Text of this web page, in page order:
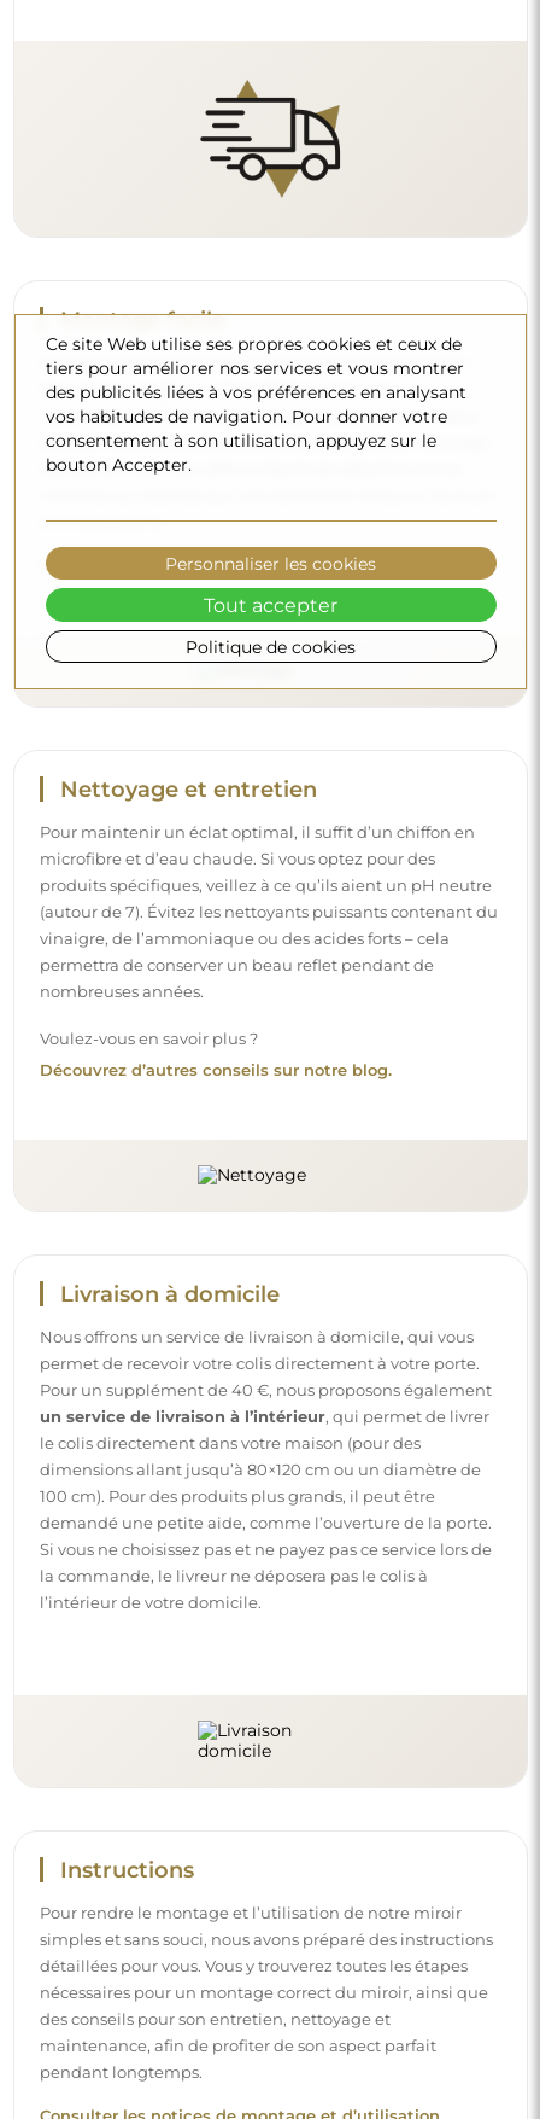
Lire notre guide d’installation pas à pas.
Pour maintenir un éclat optimal, il suffit d’un chiffon en
microfibre et d’eau chaude. Si vous optez pour des
produits spécifiques, veillez à ce qu’ils aient un pH neutre
(autour de 7). Évitez les nettoyants puissants contenant du
vinaigre, de l’ammoniaque ou des acides forts – cela
permettra de conserver un beau reflet pendant de
Voulez-vous en savoir plus ?
Découvrez d’autres conseils sur notre blog.
Livraison à domicile
Nous offrons un service de livraison à domicile, qui vous
permet de recevoir votre colis directement à votre porte.
Pour un supplément de 40 €, nous proposons également
un service de livraison à l’intérieur
, qui permet de livrer
le colis directement dans votre maison (pour des
dimensions allant jusqu’à 80×120 cm ou un diamètre de
demandé une petite aide, comme l’ouverture de la porte.
Si vous ne choisissez pas et ne payez pas ce service lors de
Instructions
Pour rendre le montage et l’utilisation de notre miroir
simples et sans souci, nous avons préparé des instructions
détaillées pour vous. Vous y trouverez toutes les étapes
nécessaires pour un montage correct du miroir, ainsi que
des conseils pour son entretien, nettoyage et
maintenance, afin de profiter de son aspect parfait
pendant longtemps.
Suivez-nous et restez informé
promotions, découvrez les tendances déco et trouvez
des idées pour de beaux intérieurs. Rejoignez notre
communauté et découvrez ce que nous préparons
spécialement pour vous !
Ce site Web utilise ses propres cookies et ceux de
tiers pour améliorer nos services et vous montrer
des publicités liées à vos préférences en analysant
vos habitudes de navigation. Pour donner votre
consentement à son utilisation, appuyez sur le
bouton Accepter.
Politique de cookies
Personnaliser les cookies
Tout accepter